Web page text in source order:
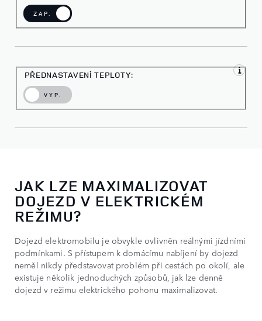
ZAP.
PŘEDNASTAVENÍ TEPLOTY:
VYP.
JAK LZE MAXIMALIZOVAT
DOJEZD V ELEKTRICKÉM
REŽIMU?
Dojezd elektromobilu je obvykle ovlivněn reálnými jízdními
podmínkami. S přístupem k domácímu nabíjení by dojezd
neměl nikdy představovat problém při cestách po okolí, ale
existuje několik jednoduchých způsobů, jak lze denně
dojezd v režimu elektrického pohonu maximalizovat.